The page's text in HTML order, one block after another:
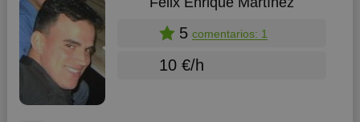
5 comentarios: 1
10 €/h